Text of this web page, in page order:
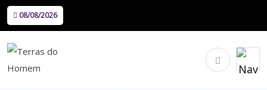
08/08/2026